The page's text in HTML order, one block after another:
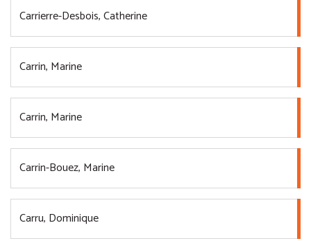
Carrierre-Desbois, Catherine
Carrin, Marine
Carrin, Marine
Carrin-Bouez, Marine
Carru, Dominique